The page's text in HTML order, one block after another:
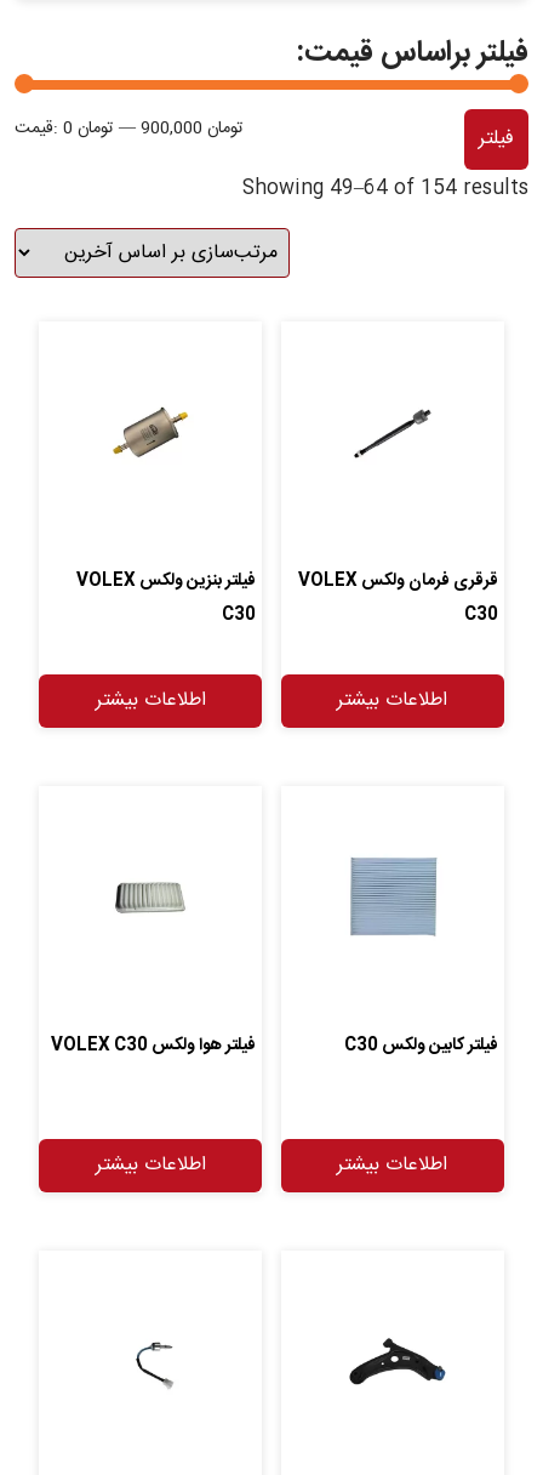
فیلتر براساس قیمت:
فیلتر قیمت: 0 تومان — 900,000 تومان
Showing 49–64 of 154 results
قرقری فرمان ولکس VOLEX
C30
اطلاعات بیشتر
فیلتر بنزین ولکس VOLEX
C30
اطلاعات بیشتر
فیلتر کابین ولکس C30
اطلاعات بیشتر
فیلتر هوا ولکس VOLEX C30
اطلاعات بیشتر